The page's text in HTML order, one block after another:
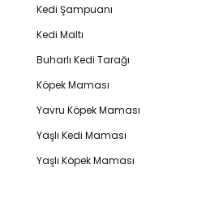
Kedi Şampuanı
Kedi Maltı
Buharlı Kedi Tarağı
Köpek Maması
Yavru Köpek Maması
Yaşlı Kedi Maması
Yaşlı Köpek Maması